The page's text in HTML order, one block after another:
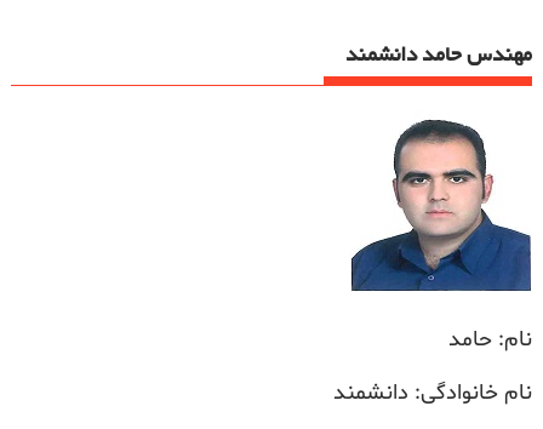
مهندس حامد دانشمند
نام: حامد
نام خانوادگی: دانشمند